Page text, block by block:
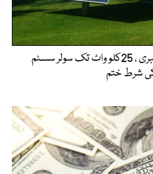
سولر صارفین کیلئے خوشخبری ، 25کلو واٹ تک سولر سسٹم
شرط ختم